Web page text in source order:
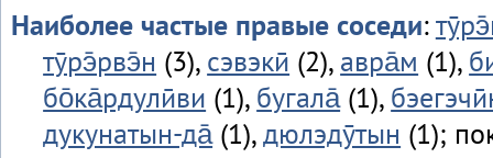
Наиболее частые правые соседи:
тӯрэ̄рвэ̄н (3), сэвэкӣ (2), авра̄м (1),
бо̄ка̄рдулӣви (1), бугала̄(1),
дукунатын-да̄(1),дюлэдӯтын (1);